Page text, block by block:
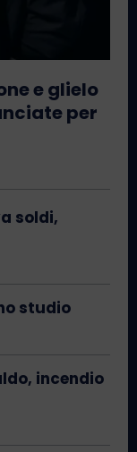
e glielo
per
soldi,
studio
incendio